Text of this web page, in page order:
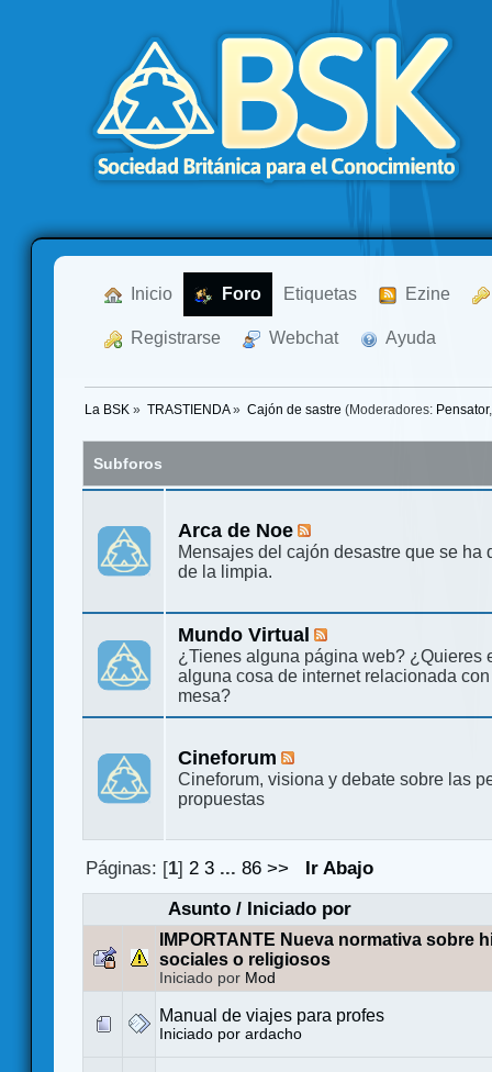
Inicio Foro Etiquetas Ezine
Registrarse Webchat Ayuda
La BSK » TRASTIENDA» Cajón de sastre (Moderadores: Pensator
Subforos
Arca de Noe
Mensajes del cajón desastre que se ha
de la limpia.
Mundo Virtual
¿Tienes alguna página web? ¿Quieres
alguna cosa de internet relacionada
mesa?
Cineforum
Cineforum, visiona y debate sobre las
propuestas
Páginas: [1]2 3 ...86 >>
Ir Abajo
Asunto/ Iniciado por
IMPORTANTE Nueva normativa sobre
sociales o religiosos
Iniciado por Mod
Manual de viajes para profes
Iniciado por ardacho